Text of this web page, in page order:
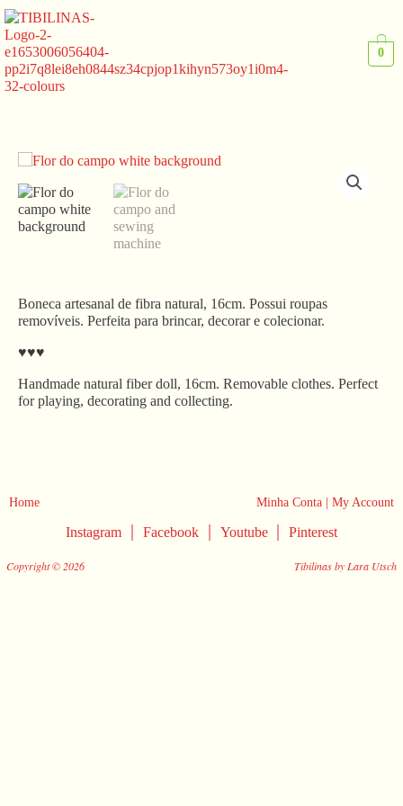
Ir
para
o
conteúdo
0
Boneca artesanal de fibra natural, 16cm. Possui roupas
removíveis. Perfeita para brincar, decorar e colecionar.
♥♥♥
Handmade natural fiber doll, 16cm. Removable clothes. Perfect
for playing, decorating and collecting.
Home Minha Conta | My Account
Instagram | Facebook | Youtube | Pinterest
Copyright © 2026 Tibilinas by Lara Utsch